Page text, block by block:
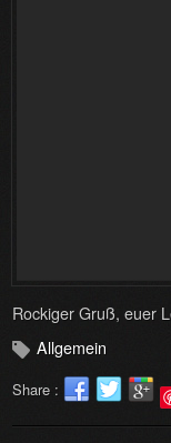
Rockiger Gruß, euer
Allgemein
Share :